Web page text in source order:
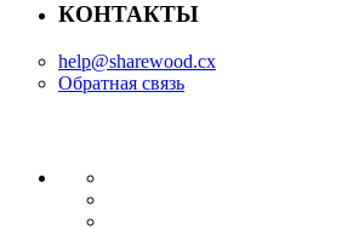
КОНТАКТЫ
help@sharewood.cx
Обратная связь